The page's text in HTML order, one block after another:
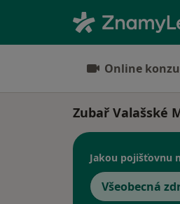
Online
Zubař Valašské
Jakou pojišťovnu
Všeobecná